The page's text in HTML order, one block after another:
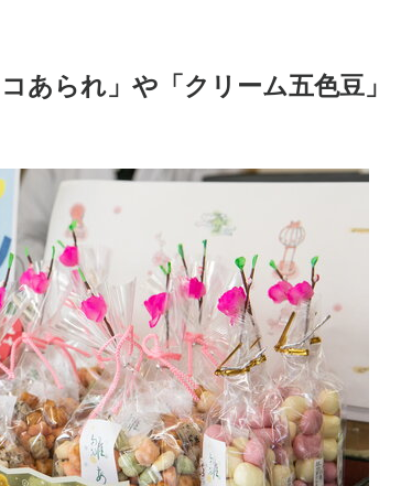
あられ」や「クリーム五色豆」